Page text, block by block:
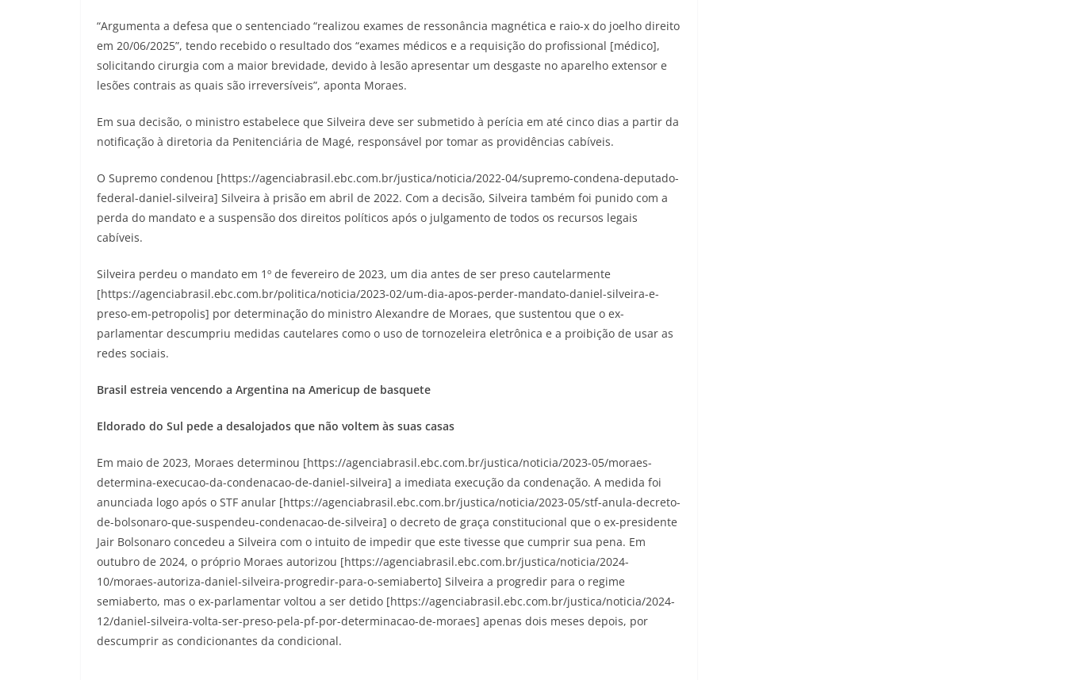
“Argumenta a defesa que o sentenciado “realizou exames de ressonância magnética e raio-x do joelho direito
em 20/06/2025”, tendo recebido o resultado dos “exames médicos e a requisição do profissional [médico],
solicitando cirurgia com a maior brevidade, devido à lesão apresentar um desgaste no aparelho extensor e
lesões contrais as quais são irreversíveis”, aponta Moraes.
Em sua decisão, o ministro estabelece que Silveira deve ser submetido à perícia em até cinco dias a partir da
notificação à diretoria da Penitenciária de Magé, responsável por tomar as providências cabíveis.
O Supremo condenou [https://agenciabrasil.ebc.com.br/justica/noticia/2022-04/supremo-condena-deputado-
federal-daniel-silveira] Silveira à prisão em abril de 2022. Com a decisão, Silveira também foi punido com a
perda do mandato e a suspensão dos direitos políticos após o julgamento de todos os recursos legais
cabíveis.
Silveira perdeu o mandato em 1º de fevereiro de 2023, um dia antes de ser preso cautelarmente
[https://agenciabrasil.ebc.com.br/politica/noticia/2023-02/um-dia-apos-perder-mandato-daniel-silveira-e-
preso-em-petropolis] por determinação do ministro Alexandre de Moraes, que sustentou que o ex-
parlamentar descumpriu medidas cautelares como o uso de tornozeleira eletrônica e a proibição de usar as
redes sociais.
Brasil estreia vencendo a Argentina na Americup de basquete
Eldorado do Sul pede a desalojados que não voltem às suas casas
Em maio de 2023, Moraes determinou [https://agenciabrasil.ebc.com.br/justica/noticia/2023-05/moraes-
determina-execucao-da-condenacao-de-daniel-silveira] a imediata execução da condenação. A medida foi
anunciada logo após o STF anular [https://agenciabrasil.ebc.com.br/justica/noticia/2023-05/stf-anula-decreto-
de-bolsonaro-que-suspendeu-condenacao-de-silveira] o decreto de graça constitucional que o ex-presidente
Jair Bolsonaro concedeu a Silveira com o intuito de impedir que este tivesse que cumprir sua pena. Em
outubro de 2024, o próprio Moraes autorizou [https://agenciabrasil.ebc.com.br/justica/noticia/2024-
10/moraes-autoriza-daniel-silveira-progredir-para-o-semiaberto] Silveira a progredir para o regime
semiaberto, mas o ex-parlamentar voltou a ser detido [https://agenciabrasil.ebc.com.br/justica/noticia/2024-
12/daniel-silveira-volta-ser-preso-pela-pf-por-determinacao-de-moraes] apenas dois meses depois, por
descumprir as condicionantes da condicional.